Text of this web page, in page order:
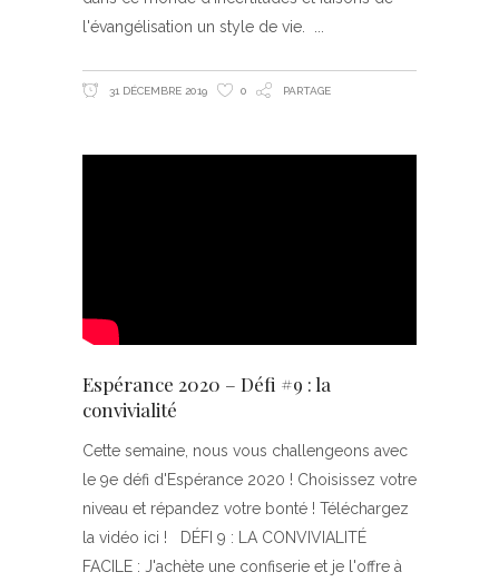
l'évangélisation un style de vie.
31 DÉCEMBRE 2019 0 PARTAGE
Espérance 2020 – Défi #9 : la
convivialité
Cette semaine, nous vous challengeons avec
le 9e défi d'Espérance 2020 ! Choisissez votre
niveau et répandez votre bonté ! Téléchargez
la vidéo ici ! DÉFI 9 : LA CONVIVIALITÉ
FACILE : J'achète une confiserie et je l'offre à